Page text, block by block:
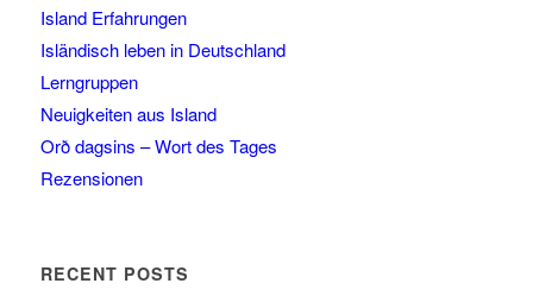
Island Erfahrungen
Isländisch leben in Deutschland
Lerngruppen
Neuigkeiten aus Island
Orð dagsins – Wort des Tages
Rezensionen
RECENT POSTS